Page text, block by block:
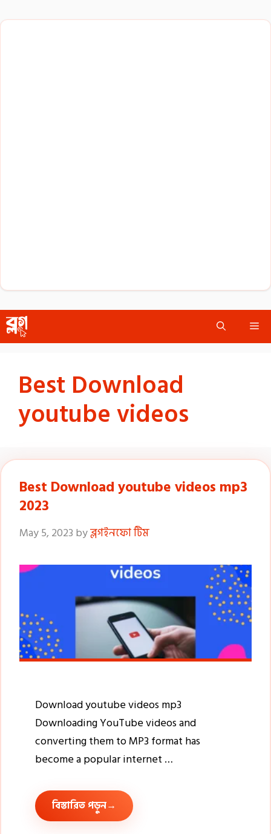
Skip
to
Best Download
youtube videos
Best Download youtube videos mp3
2023
May 5, 2023 byব্লগইনফো টিম
Download youtube videos mp3
Downloading YouTube videos and
converting them to MP3 format has
become a popular internet …
বিস্তারিত পড়ুন